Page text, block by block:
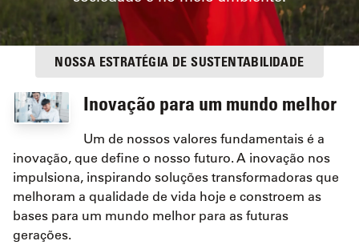
NOSSA ESTRATÉGIA DE SUSTENTABILIDADE
Inovação para um mundo melhor
Um de nossos valores fundamentais é a
inovação, que define o nosso futuro. A inovação nos
impulsiona, inspirando soluções transformadoras que
melhoram a qualidade de vida hoje e constroem as
bases para um mundo melhor para as futuras
gerações.